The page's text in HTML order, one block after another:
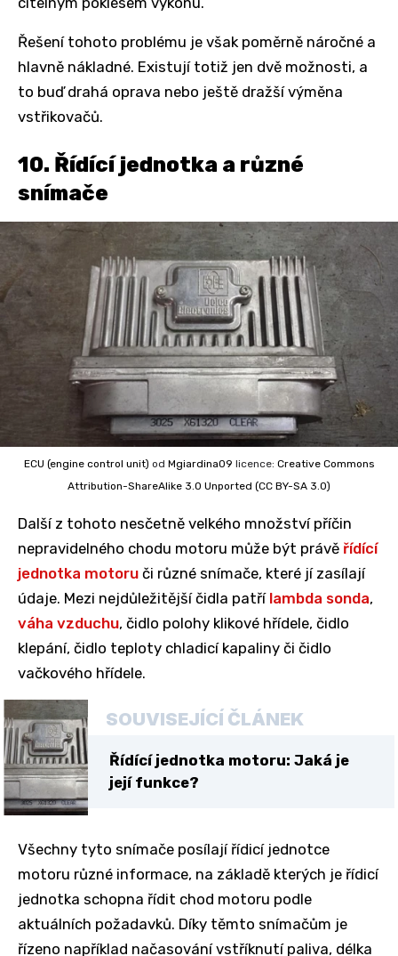
Řešení tohoto problému je však poměrně náročné a
hlavně nákladné. Existují totiž jen dvě možnosti, a
to buď drahá oprava nebo ještě dražší výměna
vstřikovačů.
10. Řídící jednotka a různé
snímače
ECU (engine control unit) od Mgiardina09 licence: Creative Commons
Attribution-ShareAlike 3.0 Unported (CC BY-SA 3.0)
Další z tohoto nesčetně velkého množství příčin
nepravidelného chodu motoru může být právě řídící
jednotka motoru či různé snímače, které jí zasílají
údaje. Mezi nejdůležitější čidla patří lambda sonda,
váha vzduchu, čidlo polohy klikové hřídele, čidlo
klepání, čidlo teploty chladicí kapaliny či čidlo
vačkového hřídele.
SOUVISEJÍCÍ ČLÁNEK
Řídící jednotka motoru: Jaká je
její funkce?
Všechny tyto snímače posílají řídicí jednotce
motoru různé informace, na základě kterých je řídicí
jednotka schopna řídit chod motoru podle
aktuálních požadavků. Díky těmto snímačům je
řízeno například načasování vstříknutí paliva, délka